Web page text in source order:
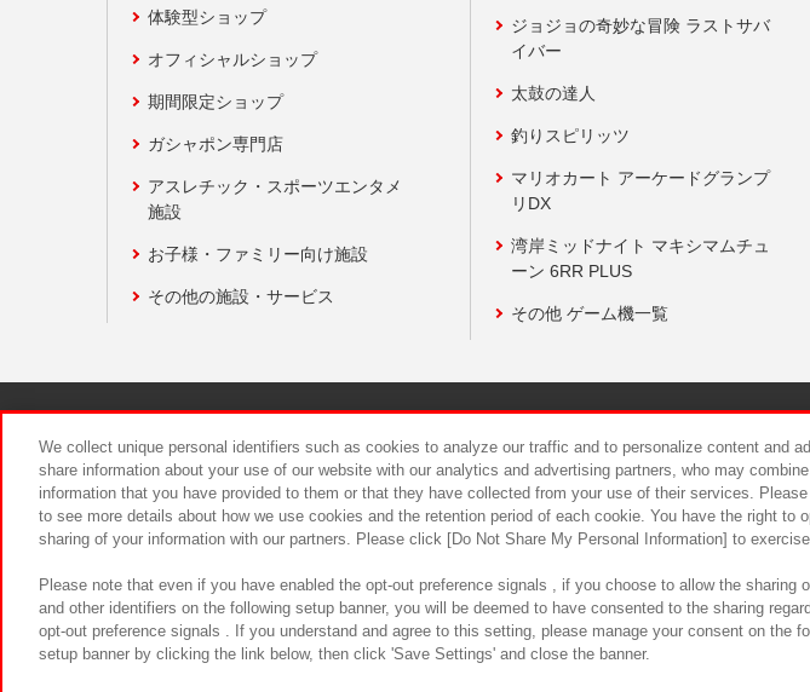
体験型ショップ
オフィシャルショップ
期間限定ショップ
ガシャポン専門店
アスレチック・スポーツエンタメ
施設
お子様・ファミリー向け施設
その他の施設・サービス
ジョジョの奇妙な冒険 ラストサバ
イバー
太鼓の達人
釣りスピリッツ
マリオカート アーケードグランプ
リDX
湾岸ミッドナイト マキシマムチュ
ーン 6RR PLUS
その他 ゲーム機一覧
食品のご提供について カスタマーハラスメ
We collect unique personal identifiers such as cookies to analyze our traffic and to personalize content and
share information about your use of our website with our analytics and advertising partners, who may
information that you have provided to them or that they have collected from your use of their services.
to see more details about how we use cookies and the retention period of each cookie. You have the right to
sharing of your information with our partners. Please click [Do Not Share My Personal Information] to
Please note that even if you have enabled the opt-out preference signals , if you choose to allow the sharing
and other identifiers on the following setup banner, you will be deemed to have consented to the sharing
opt-out preference signals . If you understand and agree to this setting, please manage your consent on the
setup banner by clicking the link below, then click 'Save Settings' and close the banner.